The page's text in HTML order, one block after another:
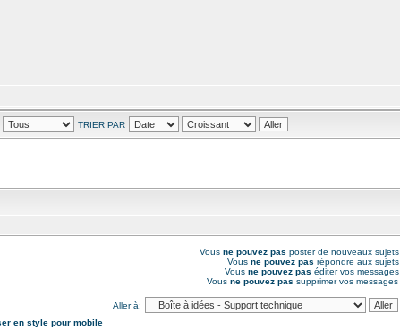
TRIER PAR
Vous ne pouvez pas poster de nouveaux sujets
Vous ne pouvez pas répondre aux sujets
Vous ne pouvez pas éditer vos messages
Vous ne pouvez pas supprimer vos messages
Aller à:
en style pour mobile